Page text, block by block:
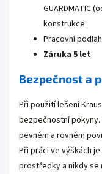
GUARDMATIC
konstrukce
Pracovní
Záruka 5 let
Bezpečnost a
Při použití lešení
bezpečnostní
pevném a rovném
Při práci ve výškách
prostředky a nikdy